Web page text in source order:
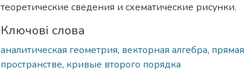
теоретические сведения и схематические рисунки.
Ключові слова
аналитическая геометрия, векторная алгебра, прямая
пространстве, кривые второго порядка